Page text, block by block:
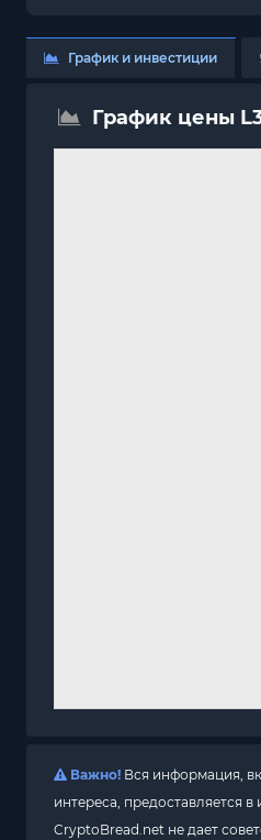
График и инвестиции
График цены
Важно! Вся информация,
интереса, предоставляется
CryptoBread.net не дает